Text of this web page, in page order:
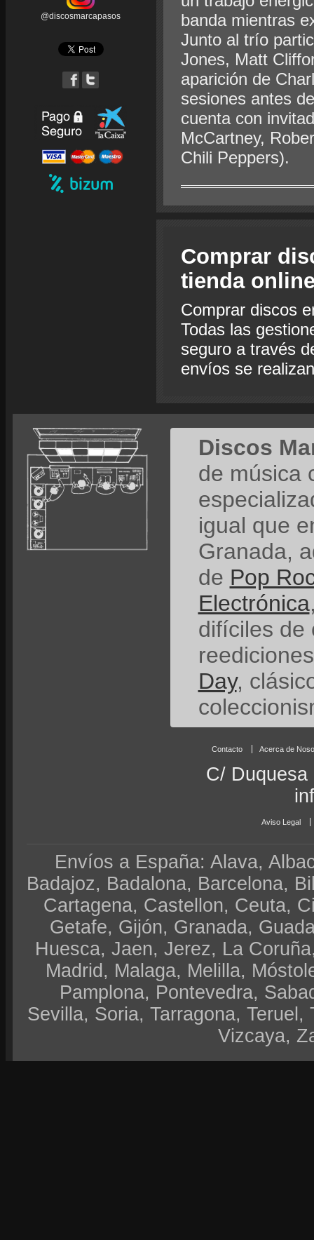
@discosmarcapasos
banda mientras
Junto al trío
Jones, Matt
aparición de
sesiones antes
cuenta con
McCartney,
Chili Peppers).
Comprar
tienda
Comprar discos
Todas las
seguro a través
envíos se
Discos
de música
igual que
Granada,
de Pop
Electrónica
difíciles de
Day,
Contacto Acerca de
C/ Duquesa
Aviso Legal
Envíos a España: Alava,
Badajoz, Badalona, Barcelona,
Cartagena, Castellon, Ceuta,
Getafe, Gijón, Granada,
Huesca, Jaen, Jerez, La
Madrid, Malaga, Melilla,
Pamplona, Pontevedra,
Sevilla, Soria, Tarragona,
Vizcaya,